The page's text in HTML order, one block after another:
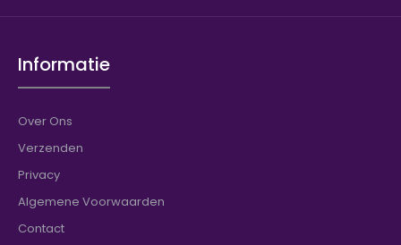
Informatie
Over Ons
Verzenden
Privacy
Algemene Voorwaarden
Contact